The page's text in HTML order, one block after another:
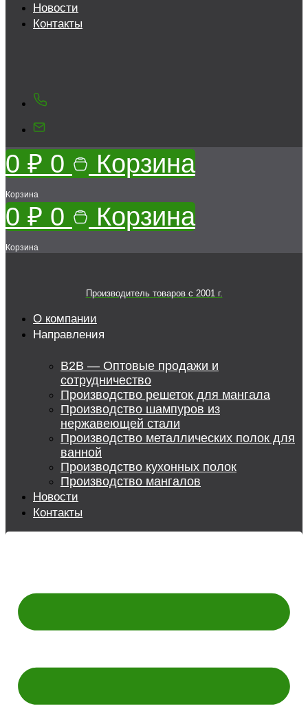
Новости
Контакты
0 ₽ 0 Корзина
Корзина
0 ₽ 0 Корзина
Корзина
Производитель товаров c 2001 г.
О компании
Направления
B2B — Оптовые продажи и
сотрудничество
Производство решеток для мангала
Производство шампуров из
нержавеющей стали
Производство металлических полок для
ванной
Производство кухонных полок
Производство мангалов
Новости
Контакты